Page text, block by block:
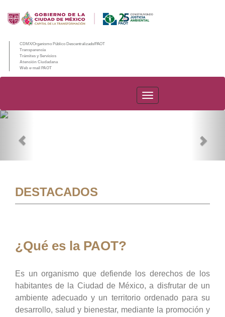
CDMX/Organismo Público Descentralizado/PAOT
Transparencia
Trámites y Servicios
Atención Ciudadana
Web e-mail PAOT
PAOT
DESTACADOS
¿Qué es la PAOT?
Es un organismo que defiende los derechos de los
habitantes de la Ciudad de México, a disfrutar de un
ambiente adecuado y un territorio ordenado para su
desarrollo, salud y bienestar, mediante la promoción y